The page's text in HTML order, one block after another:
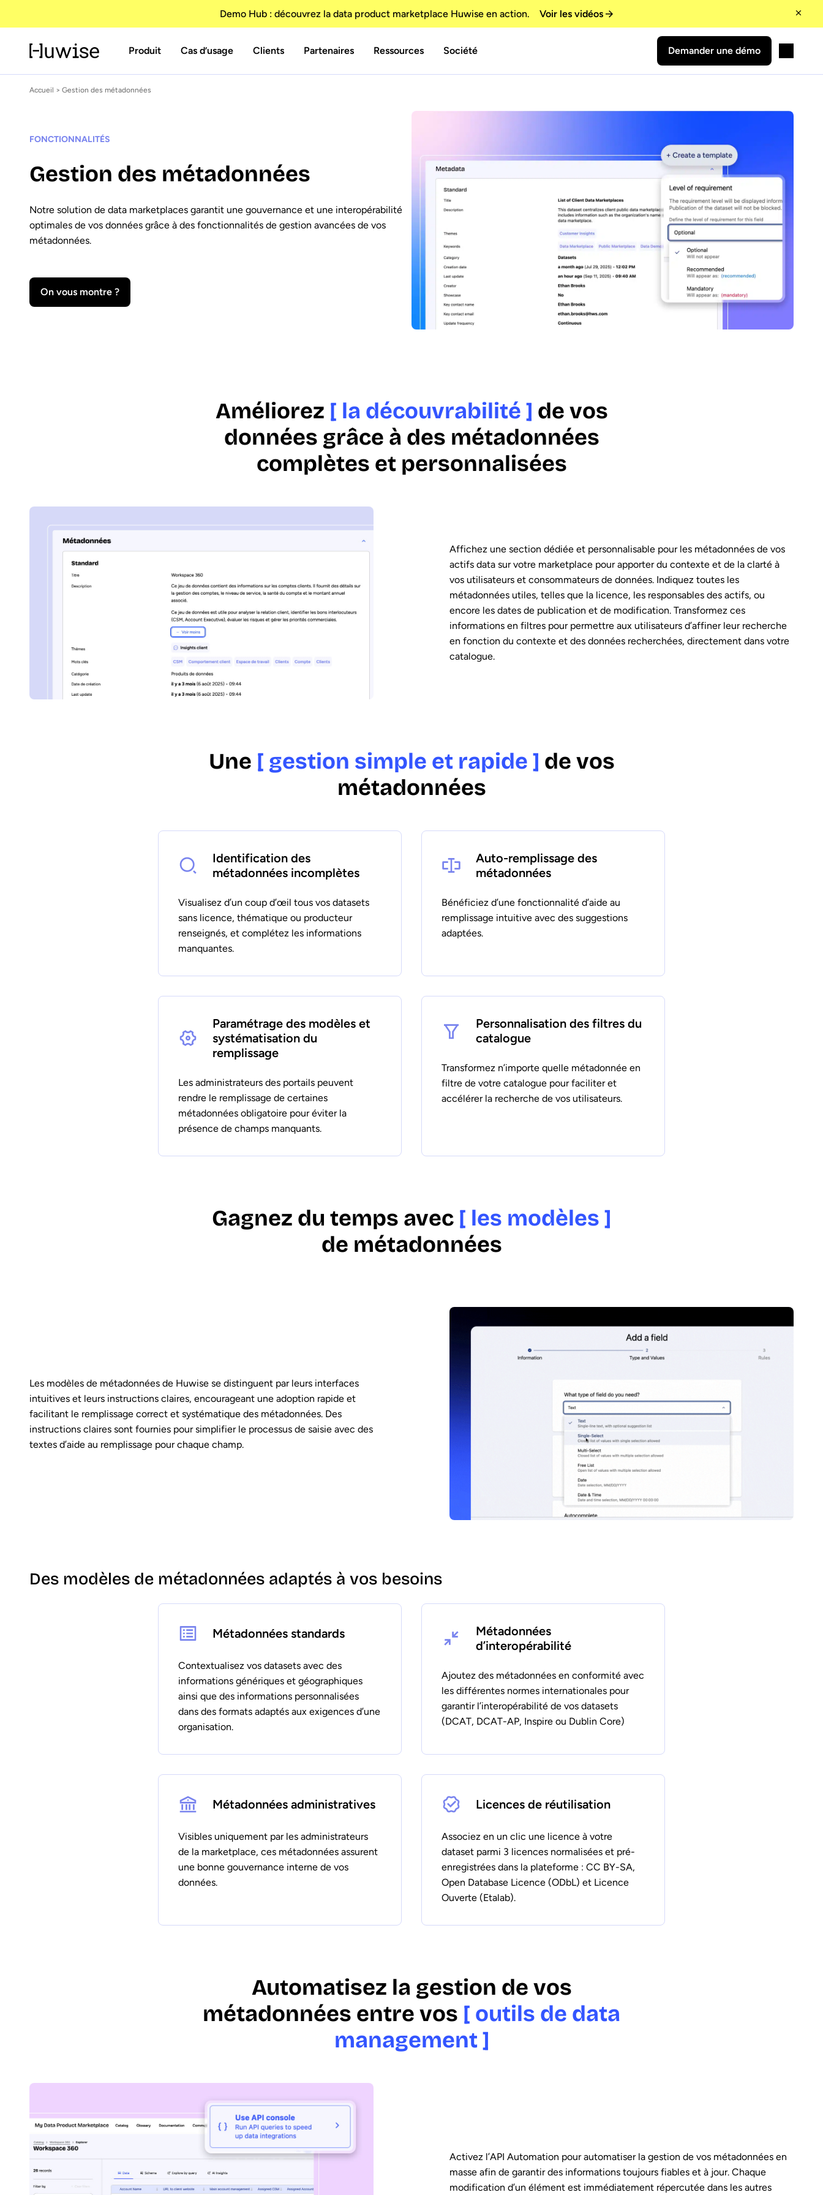
Demo Hub : découvrez la data product marketplace Huwise en action. Voir les vidéos
Produit Cas d’usage Clients Partenaires Ressources Société Demander une démo
Accueil > Gestion des métadonnées
FONCTIONNALITÉS
Gestion des métadonnées
Notre solution de data marketplaces garantit une gouvernance et une interopérabilité
optimales de vos données grâce à des fonctionnalités de gestion avancées de vos
métadonnées.
On vous montre ?
Améliorez [ la découvrabilité ] de vos
données grâce à des métadonnées
complètes et personnalisées
Affichez une section dédiée et personnalisable pour les métadonnées de vos
actifs data sur votre marketplace pour apporter du contexte et de la clarté à
vos utilisateurs et consommateurs de données. Indiquez toutes les
métadonnées utiles, telles que la licence, les responsables des actifs, ou
encore les dates de publication et de modification. Transformez ces
informations en filtres pour permettre aux utilisateurs d’affiner leur recherche
en fonction du contexte et des données recherchées, directement dans votre
catalogue.
Une [ gestion simple et rapide ] de vos
métadonnées
Identification des
métadonnées incomplètes
Visualisez d’un coup d’œil tous vos datasets
sans licence, thématique ou producteur
renseignés, et complétez les informations
manquantes.
Auto-remplissage des
métadonnées
Bénéficiez d’une fonctionnalité d’aide au
remplissage intuitive avec des suggestions
adaptées.
Paramétrage des modèles et
systématisation du
remplissage
Les administrateurs des portails peuvent
rendre le remplissage de certaines
métadonnées obligatoire pour éviter la
présence de champs manquants.
Personnalisation des filtres du
catalogue
Transformez n’importe quelle métadonnée en
filtre de votre catalogue pour faciliter et
accélérer la recherche de vos utilisateurs.
Gagnez du temps avec [ les modèles ]
de métadonnées
Les modèles de métadonnées de Huwise se distinguent par leurs interfaces
intuitives et leurs instructions claires, encourageant une adoption rapide et
facilitant le remplissage correct et systématique des métadonnées. Des
instructions claires sont fournies pour simplifier le processus de saisie avec des
textes d’aide au remplissage pour chaque champ.
Des modèles de métadonnées adaptés à vos besoins
Métadonnées standards
Contextualisez vos datasets avec des
informations génériques et géographiques
ainsi que des informations personnalisées
dans des formats adaptés aux exigences d’une
organisation.
Métadonnées
d’interopérabilité
Ajoutez des métadonnées en conformité avec
les différentes normes internationales pour
garantir l’interopérabilité de vos datasets
(DCAT, DCAT-AP, Inspire ou Dublin Core)
Métadonnées administratives
Visibles uniquement par les administrateurs
de la marketplace, ces métadonnées assurent
une bonne gouvernance interne de vos
données.
Licences de réutilisation
Associez en un clic une licence à votre
dataset parmi 3 licences normalisées et pré-
enregistrées dans la plateforme : CC BY-SA,
Open Database Licence (ODbL) et Licence
Ouverte (Etalab).
Automatisez la gestion de vos
métadonnées entre vos [ outils de data
management ]
Activez l’API Automation pour automatiser la gestion de vos métadonnées en
masse afin de garantir des informations toujours fiables et à jour. Chaque
modification d’un élément est immédiatement répercutée dans les autres